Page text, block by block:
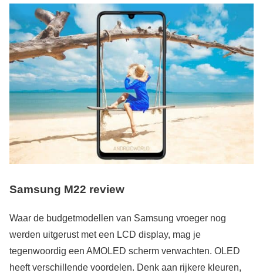
Samsung M22 review
Waar de budgetmodellen van Samsung vroeger nog
werden uitgerust met een LCD display, mag je
tegenwoordig een AMOLED scherm verwachten. OLED
heeft verschillende voordelen. Denk aan rijkere kleuren,